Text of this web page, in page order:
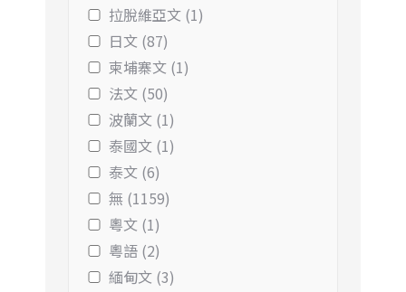
拉脫維亞文 (1)
日文 (87)
柬埔寨文 (1)
法文 (50)
波蘭文 (1)
泰國文 (1)
泰文 (6)
無 (1159)
粵文 (1)
粵語 (2)
緬甸文 (3)